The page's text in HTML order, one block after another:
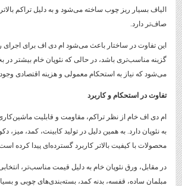
الیاف بسیار ریز چوب ساخته می‌شود و به دلیل تراکم
صاف‌تر دارد.
این تفاوت در ساختار باعث می‌شود ام دی اف برای اجرای
گزینه مناسب‌تری باشد، در حالی که نئوپان خام بیشتر در
می‌شود که نیاز به استحکام معمولی و هزینه اقتصادی وجود
تفاوت در استحکام و کاربرد
ام دی اف خام از نظر تراکم، مقاومت و قابلیت
به نئوپان دارد. به همین دلیل در تولید کابینت، کمد، میز،
محصولات با کیفیت بالاتر کاربرد گسترده‌ای پیدا کرده
در مقابل، ورق نئوپان خام به دلیل قیمت مناسب‌تر،
مبلمان ساده، قفسه، بدنه کمد، بسته‌بندی‌های چوبی و